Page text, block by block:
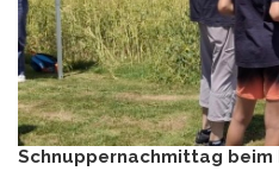
Schnuppernachmittag beim